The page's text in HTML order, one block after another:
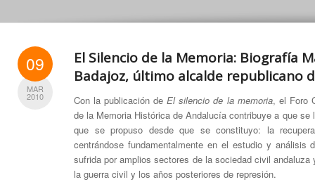
09
MAR
2010
El Silencio de la Memoria: Biografía
Badajoz, último alcalde republicano
Con la publicación deEl silencio de la memoria, el Foro
de la Memoria Histórica de Andalucía contribuye a que
que se propuso desde que se constituyo: la
centrándose fundamentalmente en el estudio y análisis
sufrida por amplios sectores de la sociedad civil
la guerra civil y los años posteriores de represión.